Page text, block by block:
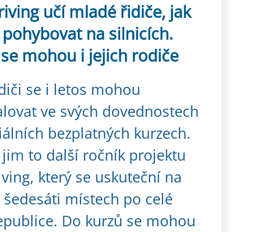
učí mladé řidiče, jak
na silnicích.
mohou i jejich rodiče
se i letos mohou
ve svých dovednostech
bezplatných kurzech.
to další ročník projektu
který se uskuteční na
šedesáti místech po celé
Do kurzů se mohou